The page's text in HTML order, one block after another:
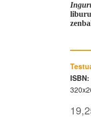
ISBN: